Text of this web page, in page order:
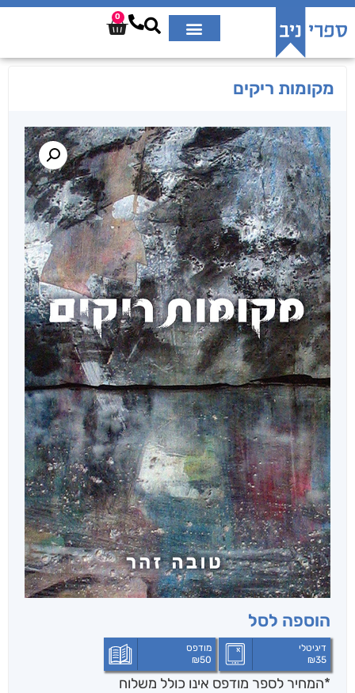
0
מקומות ריקים
הוספה לסל
דיגיטלי
₪35
מודפס
₪50
*המחיר לספר מודפס אינו כולל משלוח